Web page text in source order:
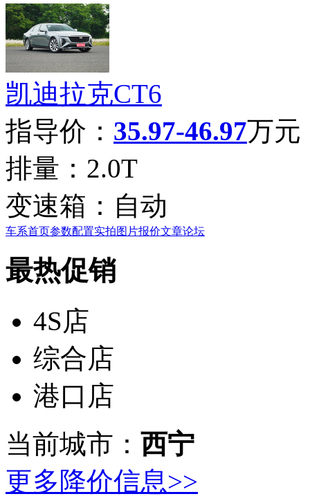
凯迪拉克CT6
指导价： 35.97-46.97万元
排量： 2.0T
变速箱： 自动
车系首页参数配置实拍图片报价文章论坛
最热促销
4S店
综合店
港口店
当前城市： 西宁
更多降价信息>>